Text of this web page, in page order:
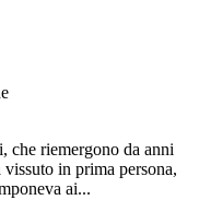
che riemergono da anni
in prima persona,
ai...